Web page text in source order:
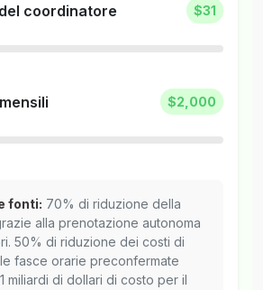
coordinatore $31
$2,000
fonti: 70% di riduzione della
alla prenotazione autonoma
50% di riduzione dei costi di
fasce orarie preconfermate
miliardi di dollari di costo per il